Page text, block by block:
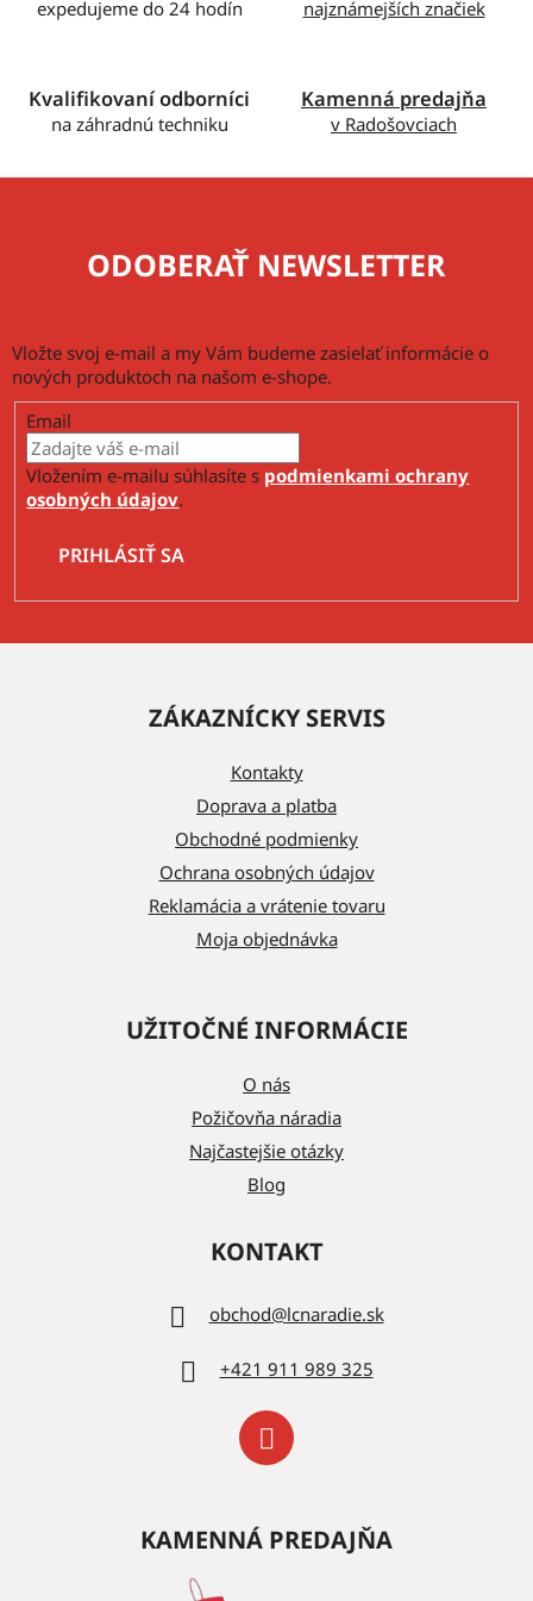
i
expedujeme do 24 hodín najznámejších značiek
Kvalifikovaní odborníci
na záhradnú techniku
Kamenná predajňa
v Radošovciach
ODOBERAŤ NEWSLETTER
Vložte svoj e-mail a my Vám budeme zasielať informácie o
nových produktoch na našom e-shope.
Email
Vložením e-mailu súhlasíte s podmienkami ochrany
osobných údajov.
PRIHLÁSIŤ SA
ZÁKAZNÍCKY SERVIS
Kontakty
Doprava a platba
Obchodné podmienky
Ochrana osobných údajov
Reklamácia a vrátenie tovaru
Moja objednávka
UŽITOČNÉ INFORMÁCIE
O nás
Požičovňa náradia
Najčastejšie otázky
Blog
KONTAKT
obchod@lcnaradie.sk
+421 911 989 325
KAMENNÁ PREDAJŇA